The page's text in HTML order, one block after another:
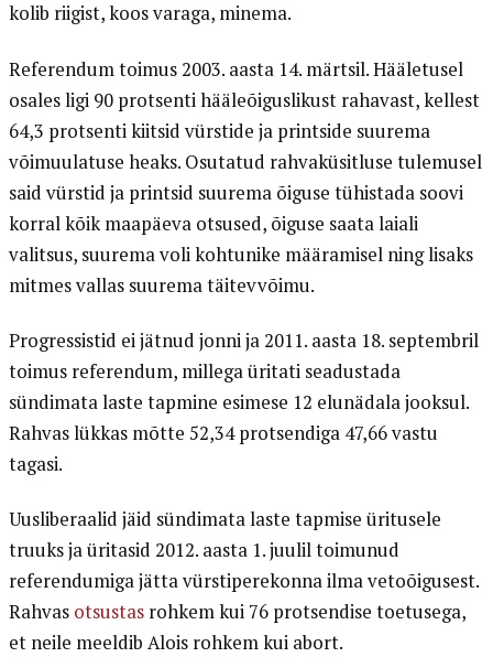
kolib riigist, koos varaga, minema.
Referendum toimus 2003. aasta 14. märtsil. Hääletusel
osales ligi 90 protsenti hääleõiguslikust rahavast, kellest
64,3 protsenti kiitsid vürstide ja printside suurema
võimuulatuse heaks. Osutatud rahvaküsitluse tulemusel
said vürstid ja printsid suurema õiguse tühistada soovi
korral kõik maapäeva otsused, õiguse saata laiali
valitsus, suurema voli kohtunike määramisel ning lisaks
mitmes vallas suurema täitevvõimu.
Progressistid ei jätnud jonni ja 2011. aasta 18. septembril
toimus referendum, millega üritati seadustada
sündimata laste tapmine esimese 12 elunädala jooksul.
Rahvas lükkas mõtte 52,34 protsendiga 47,66 vastu
tagasi.
Uusliberaalid jäid sündimata laste tapmise üritusele
truuks ja üritasid 2012. aasta 1. juulil toimunud
referendumiga jätta vürstiperekonna ilma vetoõigusest.
Rahvas otsustasrohkem kui 76 protsendise toetusega,
et neile meeldib Alois rohkem kui abort.